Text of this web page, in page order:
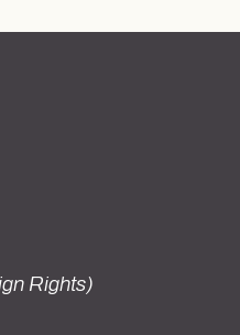
Rights)